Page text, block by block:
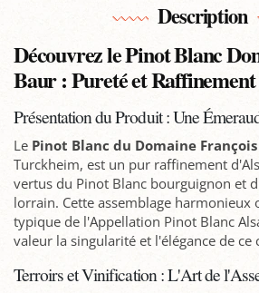
Description
Découvrez le Pinot Blanc
Baur : Pureté et Raffinement
Présentation du Produit : Une
Le Pinot Blanc du Domaine
Turckheim, est un pur raffinement
vertus du Pinot Blanc bourguignon et
lorrain. Cette assemblage harmonieux
typique de l'Appellation Pinot Blanc
valeur la singularité et l'élégance de ce
Terroirs et Vinification : L'Art de